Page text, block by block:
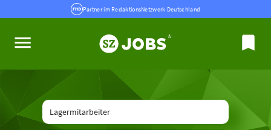
Partner im RedaktionsNetzwerk Deutschland